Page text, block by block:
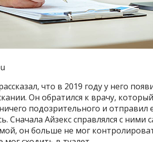
что в 2019 году у него
Он обратился к врачу,
подозрительного и отправил
Сначала Айзекс справлялся с ними
он больше не мог